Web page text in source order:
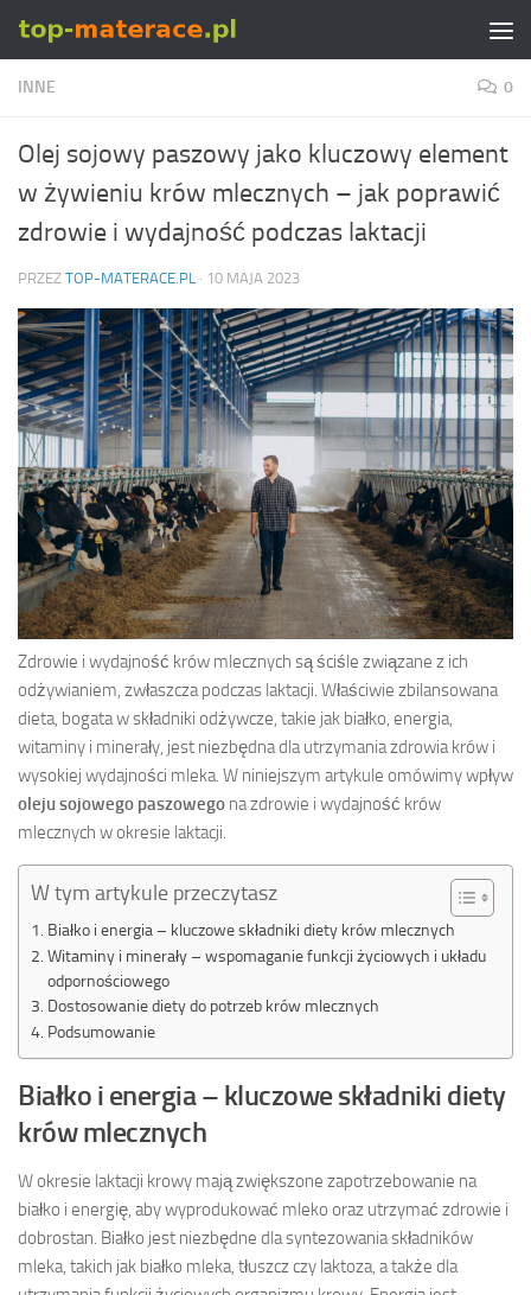
Skip to content
INNE 0
Olej sojowy paszowy jako kluczowy element
w żywieniu krów mlecznych – jak poprawić
zdrowie i wydajność podczas laktacji
PRZEZ TOP-MATERACE.PL · 10 MAJA 2023
Zdrowie i wydajność krów mlecznych są ściśle związane z ich
odżywianiem, zwłaszcza podczas laktacji. Właściwie zbilansowana
dieta, bogata w składniki odżywcze, takie jak białko, energia,
witaminy i minerały, jest niezbędna dla utrzymania zdrowia krów i
wysokiej wydajności mleka. W niniejszym artykule omówimy wpływ
oleju sojowego paszowego na zdrowie i wydajność krów
mlecznych w okresie laktacji.
W tym artykule przeczytasz
Białko i energia – kluczowe składniki diety krów mlecznych
Witaminy i minerały – wspomaganie funkcji życiowych i układu
odpornościowego
Dostosowanie diety do potrzeb krów mlecznych
Podsumowanie
Białko i energia – kluczowe składniki diety
krów mlecznych
W okresie laktacji krowy mają zwiększone zapotrzebowanie na
białko i energię, aby wyprodukować mleko oraz utrzymać zdrowie i
dobrostan. Białko jest niezbędne dla syntezowania składników
mleka, takich jak białko mleka, tłuszcz czy laktoza, a także dla